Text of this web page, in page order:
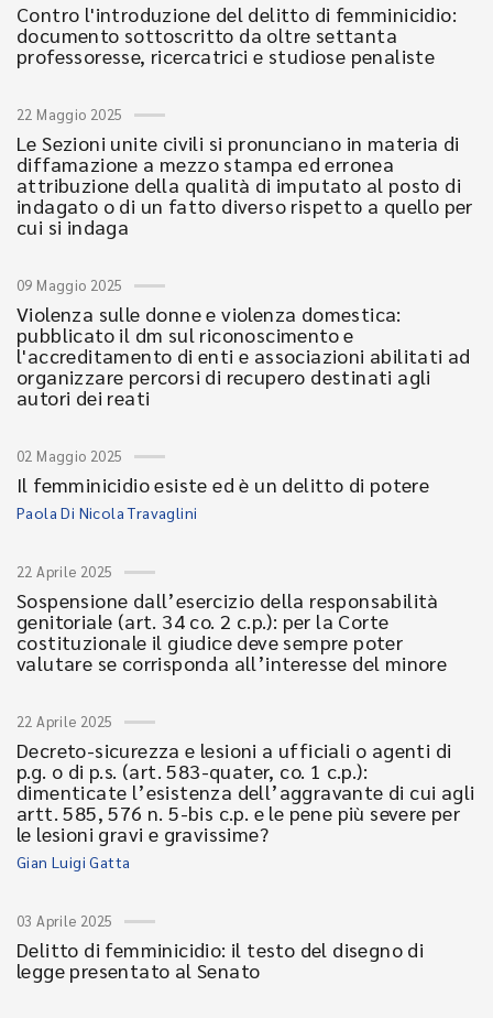
Contro l'introduzione del delitto di femminicidio:
documento sottoscritto da oltre settanta
professoresse, ricercatrici e studiose penaliste
22 Maggio 2025
Le Sezioni unite civili si pronunciano in materia di
diffamazione a mezzo stampa ed erronea
attribuzione della qualità di imputato al posto di
indagato o di un fatto diverso rispetto a quello per
cui si indaga
09 Maggio 2025
Violenza sulle donne e violenza domestica:
pubblicato il dm sul riconoscimento e
l'accreditamento di enti e associazioni abilitati ad
organizzare percorsi di recupero destinati agli
autori dei reati
02 Maggio 2025
Il femminicidio esiste ed è un delitto di potere
Paola Di Nicola Travaglini
22 Aprile 2025
Sospensione dall’esercizio della responsabilità
genitoriale (art. 34 co. 2 c.p.): per la Corte
costituzionale il giudice deve sempre poter
valutare se corrisponda all’interesse del minore
22 Aprile 2025
Decreto-sicurezza e lesioni a ufficiali o agenti di
p.g. o di p.s. (art. 583-quater, co. 1 c.p.):
dimenticate l’esistenza dell’aggravante di cui agli
artt. 585, 576 n. 5-bis c.p. e le pene più severe per
le lesioni gravi e gravissime?
Gian Luigi Gatta
03 Aprile 2025
Delitto di femminicidio: il testo del disegno di
legge presentato al Senato